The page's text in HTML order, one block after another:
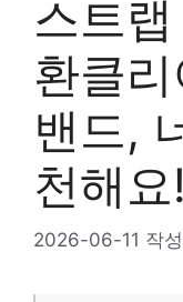
스트
환클
밴드,
천해요!
2026-06-11 작